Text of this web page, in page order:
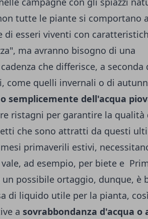
tutte le piante si comportano
esseri viventi con
ma avranno bisogno di una
che differisce, a seconda
come quelli invernali o di
semplicemente dell'acqua
ristagni per garantire la qualità
che sono attratti da questi
primaverili estivi,
ad esempio, per biete e
possibile ortaggio, dunque, è
di liquido utile per la pianta,
a sovrabbondanza d'acqua o